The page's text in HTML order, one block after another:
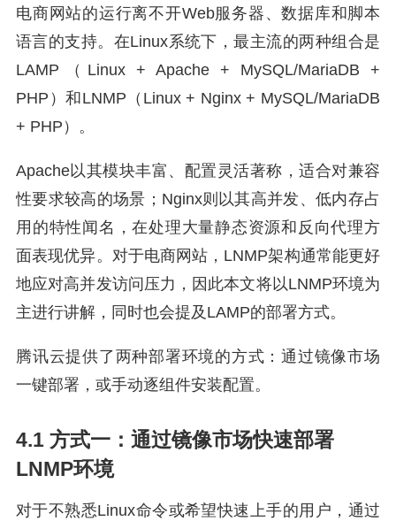
电商网站的运行离不开Web服务器、数据库和脚本
语言的支持。在Linux系统下，最主流的两种组合是
LAMP（Linux + Apache + MySQL/MariaDB +
PHP）和LNMP（Linux + Nginx + MySQL/MariaDB
+ PHP）。
Apache以其模块丰富、配置灵活著称，适合对兼容
性要求较高的场景；Nginx则以其高并发、低内存占
用的特性闻名，在处理大量静态资源和反向代理方
面表现优异。对于电商网站，LNMP架构通常能更好
地应对高并发访问压力，因此本文将以LNMP环境为
主进行讲解，同时也会提及LAMP的部署方式。
腾讯云提供了两种部署环境的方式：通过镜像市场
一键部署，或手动逐组件安装配置。
4.1 方式一：通过镜像市场快速部署
LNMP环境
对于不熟悉Linux命令或希望快速上手的用户，通过